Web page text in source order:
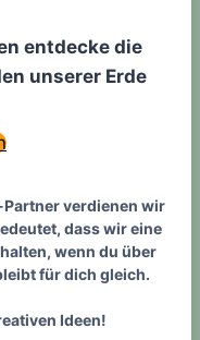
entdecke die
unserer Erde
verdienen wir
dass wir eine
wenn du über
für dich gleich.
Ideen!